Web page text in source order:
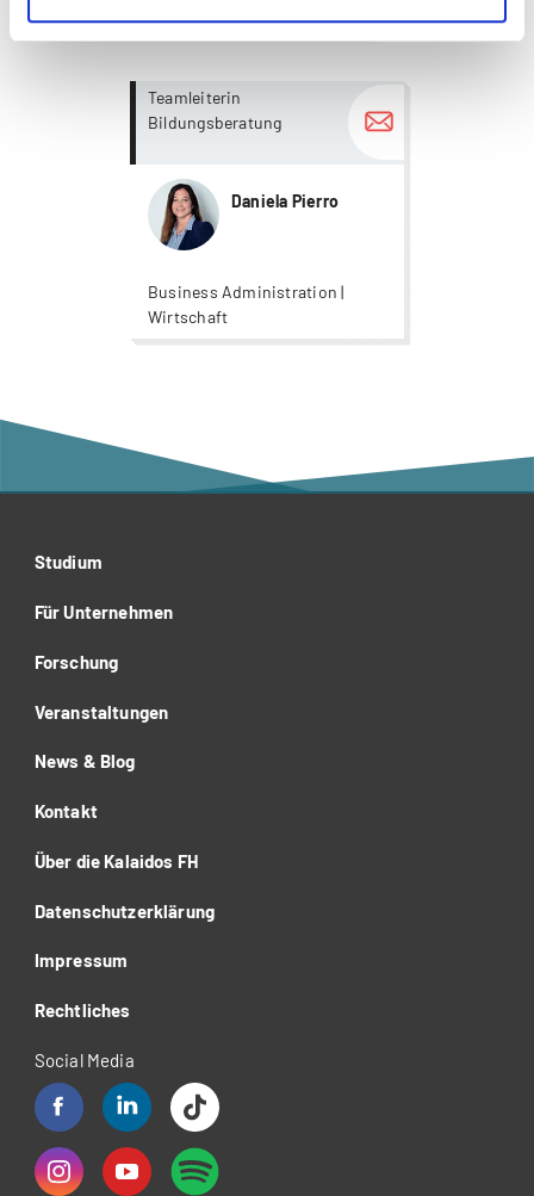
Wirtschaftspsychologie
Teamleiterin
Bildungsberatung
Daniela Pierro
Business Administration |
Wirtschaft
more...
more...
Studium
Für Unternehmen
Forschung
Veranstaltungen
News & Blog
Kontakt
Über die Kalaidos FH
Datenschutzerklärung
Impressum
Rechtliches
Social Media